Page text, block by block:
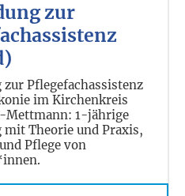
zur
zur Pflegefachassistenz
im Kirchenkreis
Mettmann: 1-jährige
mit Theorie und Praxis,
Pflege von